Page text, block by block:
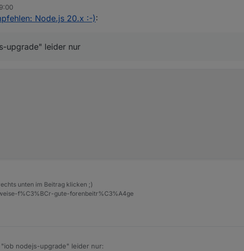
Node.js 20.x :-):
upgrade" leider nur
unten im Beitrag klicken ;)
f%C3%BCr-gute-forenbeitr%C3%A4ge
nodejs-upgrade" leider nur: